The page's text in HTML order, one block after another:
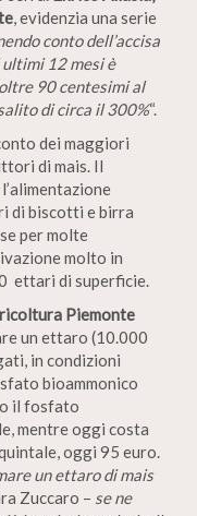
, evidenzia una serie
conto dell’accisa
12 mesi è
90 centesimi al
di circa il 300%“.
dei maggiori
di mais. Il
di biscotti e birra
per molte
molto in
ettari di superficie.
Piemonte
un ettaro (10.000
in condizioni
bioammonico
il fosfato
mentre oggi costa
oggi 95 euro.
un ettaro di mais
Zuccaro – se ne